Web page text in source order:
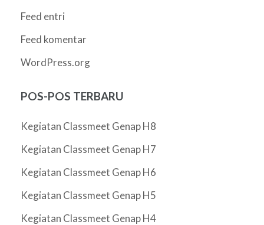
Feed entri
Feed komentar
WordPress.org
POS-POS TERBARU
Kegiatan Classmeet Genap H8
Kegiatan Classmeet Genap H7
Kegiatan Classmeet Genap H6
Kegiatan Classmeet Genap H5
Kegiatan Classmeet Genap H4